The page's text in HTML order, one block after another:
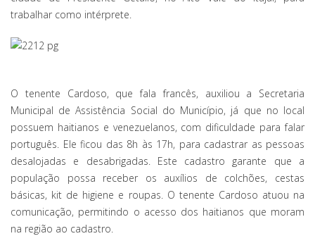
trabalhar como intérprete.
O tenente Cardoso, que fala francês, auxiliou a Secretaria
Municipal de Assistência Social do Município, já que no local
possuem haitianos e venezuelanos, com dificuldade para falar
português. Ele ficou das 8h às 17h, para cadastrar as pessoas
desalojadas e desabrigadas. Este cadastro garante que a
população possa receber os auxílios de colchões, cestas
básicas, kit de higiene e roupas. O tenente Cardoso atuou na
comunicação, permitindo o acesso dos haitianos que moram
na região ao cadastro.